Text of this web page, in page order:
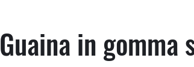
Guaina in